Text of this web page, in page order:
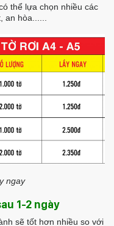
thể lựa chọn nhiều các
hòa......
ngay
1-2 ngày
sẽ tốt hơn nhiều so với